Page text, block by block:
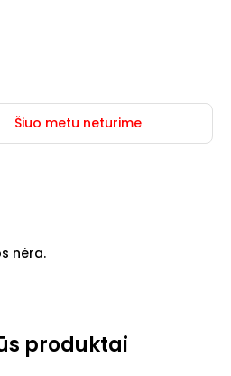
Šiuo metu neturime
nėra.
produktai